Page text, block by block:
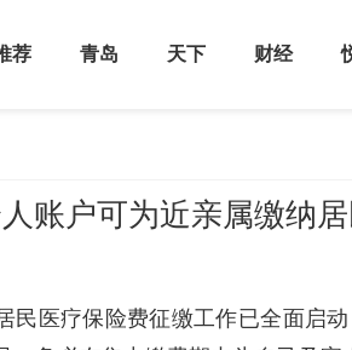
荐 青岛 天下 财经
账户可为近亲属缴纳
民医疗保险费征缴工作已全面启